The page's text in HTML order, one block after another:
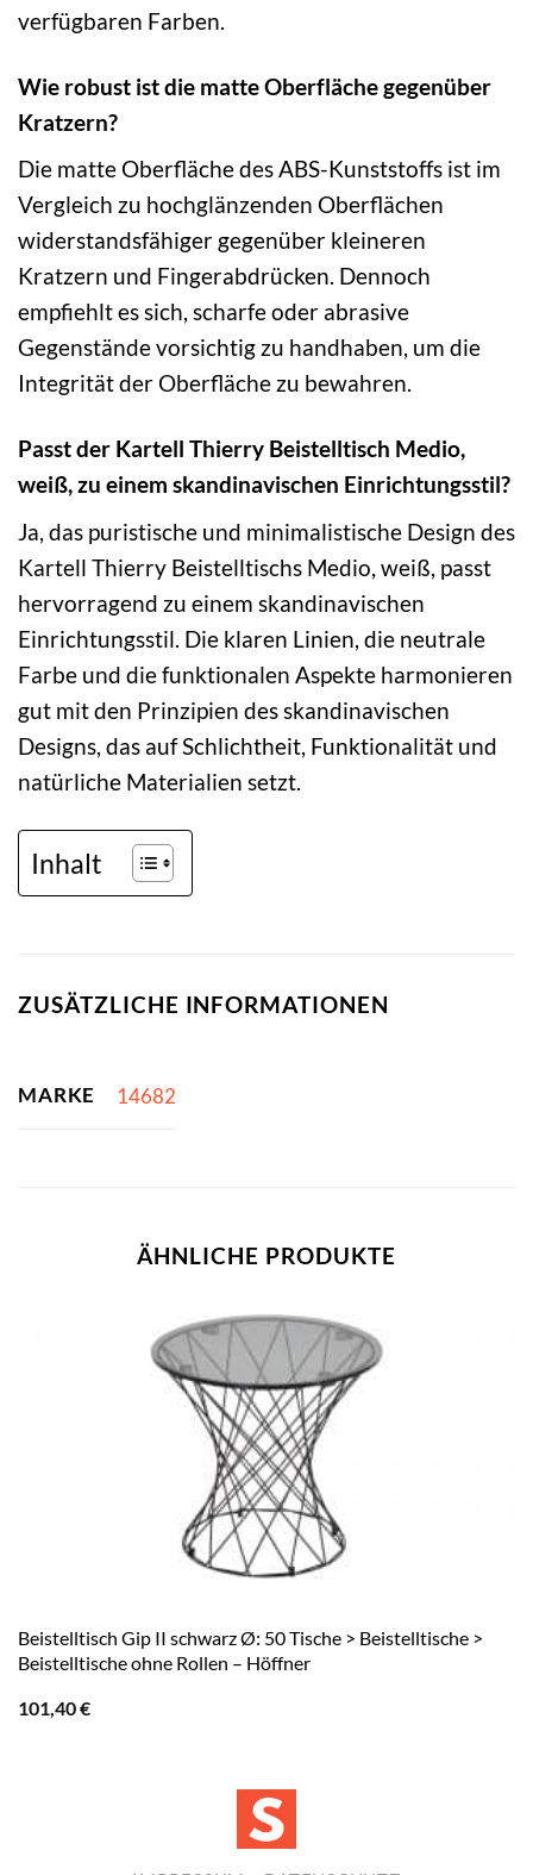
verfügbaren Farben.
Wie robust ist die matte Oberfläche gegenüber
Kratzern?
Die matte Oberfläche des ABS-Kunststoffs ist im
Vergleich zu hochglänzenden Oberflächen
widerstandsfähiger gegenüber kleineren
Kratzern und Fingerabdrücken. Dennoch
empfiehlt es sich, scharfe oder abrasive
Gegenstände vorsichtig zu handhaben, um die
Integrität der Oberfläche zu bewahren.
Passt der Kartell Thierry Beistelltisch Medio,
weiß, zu einem skandinavischen Einrichtungsstil?
Ja, das puristische und minimalistische Design des
Kartell Thierry Beistelltischs Medio, weiß, passt
hervorragend zu einem skandinavischen
Einrichtungsstil. Die klaren Linien, die neutrale
Farbe und die funktionalen Aspekte harmonieren
gut mit den Prinzipien des skandinavischen
Designs, das auf Schlichtheit, Funktionalität und
natürliche Materialien setzt.
Inhalt
ZUSÄTZLICHE INFORMATIONEN
MARKE 14682
ÄHNLICHE PRODUKTE
Beistelltisch Gip II schwarz Ø: 50 Tische > Beistelltische >
Beistelltische ohne Rollen – Höffner
101,40€